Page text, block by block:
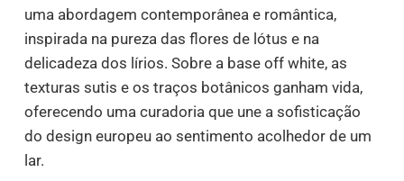
uma abordagem contemporânea e romântica,
inspirada na pureza das flores de lótus e na
delicadeza dos lírios. Sobre a base off white, as
texturas sutis e os traços botânicos ganham vida,
oferecendo uma curadoria que une a sofisticação
do design europeu ao sentimento acolhedor de um
lar.